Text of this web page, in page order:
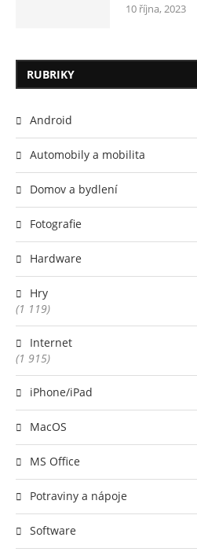
10 října, 2023
RUBRIKY
Android
Automobily a mobilita
Domov a bydlení
Fotografie
Hardware
Hry
(1 119)
Internet
(1 915)
iPhone/iPad
MacOS
MS Office
Potraviny a nápoje
Software